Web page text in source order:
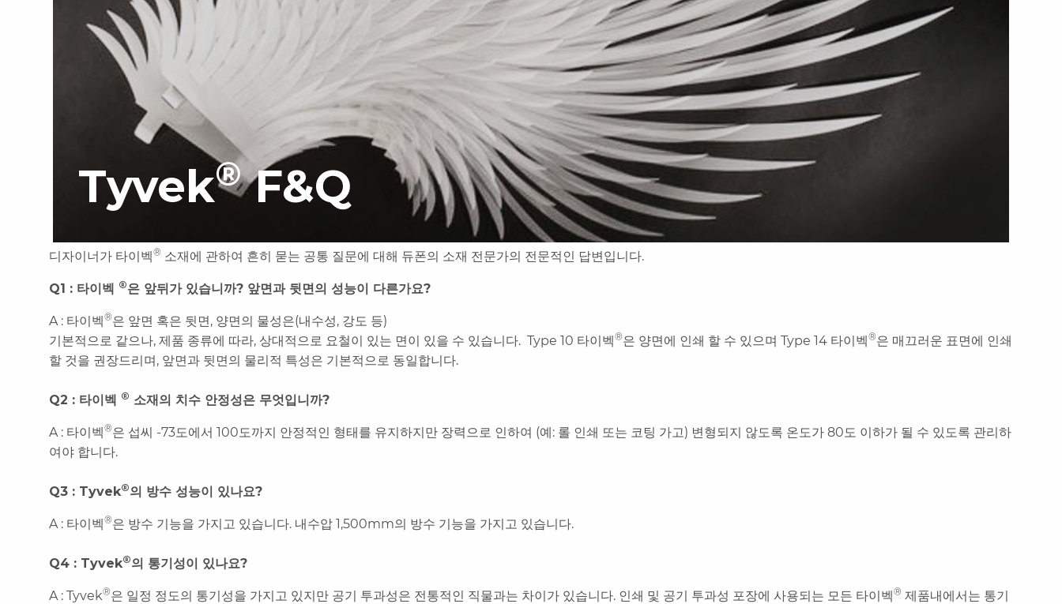
Tyvek®F&Q
디자이너가 타이벡® 소재에 관하여 흔히 묻는 공통 질문에 대해 듀폰의 소재 전문가의 전문적인 답변입니다.
Q1 : 타이벡 ®은 앞뒤가 있습니까? 앞면과 뒷면의 성능이 다른가요?
A : 타이벡®은 앞면 혹은 뒷면, 양면의 물성은(내수성, 강도 등)
기본적으로 같으나, 제품 종류에 따라, 상대적으로 요철이 있는 면이 있을 수 있습니다. Type 10 타이벡®은 양면에 인쇄 할 수 있으며 Type 14 타이벡®은 매끄러운 표면에 인쇄
할 것을 권장드리며, 앞면과 뒷면의 물리적 특성은 기본적으로 동일합니다.
Q2 : 타이벡 ® 소재의 치수 안정성은 무엇입니까?
A : 타이벡®은 섭씨 -73도에서 100도까지 안정적인 형태를 유지하지만 장력으로 인하여 (예: 롤 인쇄 또는 코팅 가고) 변형되지 않도록 온도가 80도 이하가 될 수 있도록 관리하
여야 합니다.
Q3 : Tyvek®의 방수 성능이 있나요?
A : 타이벡®은 방수 기능을 가지고 있습니다. 내수압 1,500mm의 방수 기능을 가지고 있습니다.
Q4 : Tyvek®의 통기성이 있나요?
A : Tyvek®은 일정 정도의 통기성을 가지고 있지만 공기 투과성은 전통적인 직물과는 차이가 있습니다. 인쇄 및 공기 투과성 포장에 사용되는 모든 타이벡® 제품내에서는 통기